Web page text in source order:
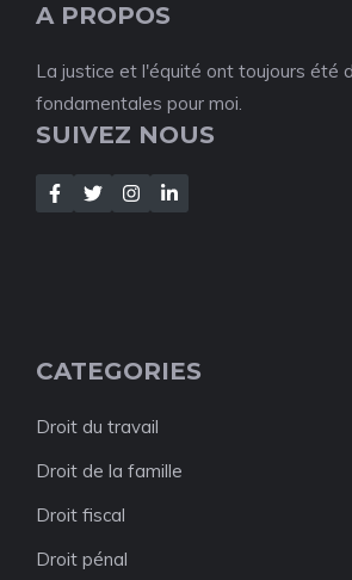
A PROPOS
La justice et l'équité ont toujours été
fondamentales pour moi.
SUIVEZ NOUS
CATEGORIES
Droit du travail
Droit de la famille
Droit fiscal
Droit pénal